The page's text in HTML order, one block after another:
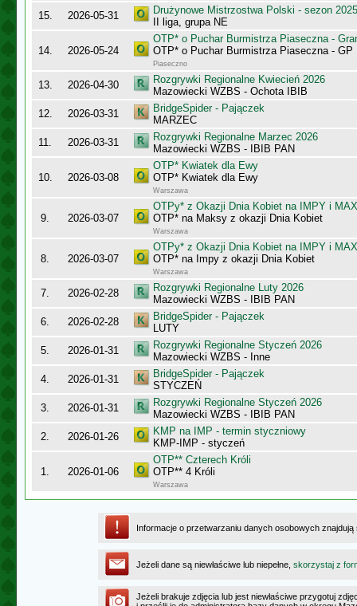
15.
2026-05-31
Drużynowe Mistrzostwa Polski - sezon
II liga, grupa NE
14. 2026-05-24
OTP* o Puchar Burmistrza Piaseczna -
OTP* o Puchar Burmistrza Piaseczna - GP
Piaseczno
13. 2026-04-30
Rozgrywki Regionalne Kwiecień 2026
Mazowiecki WZBS - Ochota IBIB
12.
2026-03-31
BridgeSpider - Pajączek
MARZEC
11.
2026-03-31
Rozgrywki Regionalne Marzec 2026
Mazowiecki WZBS - IBIB PAN
10. 2026-03-08
OTP* Kwiatek dla Ewy
OTP* Kwiatek dla Ewy
Warszawa
9. 2026-03-07
OTPy* z Okazji Dnia Kobiet na IMPY i
OTP* na Maksy z okazji Dnia Kobiet
Warszawa
8. 2026-03-07
OTPy* z Okazji Dnia Kobiet na IMPY i
OTP* na Impy z okazji Dnia Kobiet
Warszawa
7. 2026-02-28
Rozgrywki Regionalne Luty 2026
Mazowiecki WZBS - IBIB PAN
6.
2026-02-28
BridgeSpider - Pajączek
LUTY
5.
2026-01-31
Rozgrywki Regionalne Styczeń 2026
Mazowiecki WZBS - Inne
4.
2026-01-31
BridgeSpider - Pajączek
STYCZEŃ
3.
2026-01-31
Rozgrywki Regionalne Styczeń 2026
Mazowiecki WZBS - IBIB PAN
2.
2026-01-26
KMP na IMP - termin styczniowy
KMP-IMP - styczeń
1. 2026-01-06
OTP** Czterech Króli
OTP** 4 Króli
Warszawa
Informacje o przetwarzaniu danych osobowych
Jeżeli dane są niewłaściwe lub niepełne, skorzystaj z
Jeżeli brakuje zdjęcia lub jest niewłaściwe przygotuj